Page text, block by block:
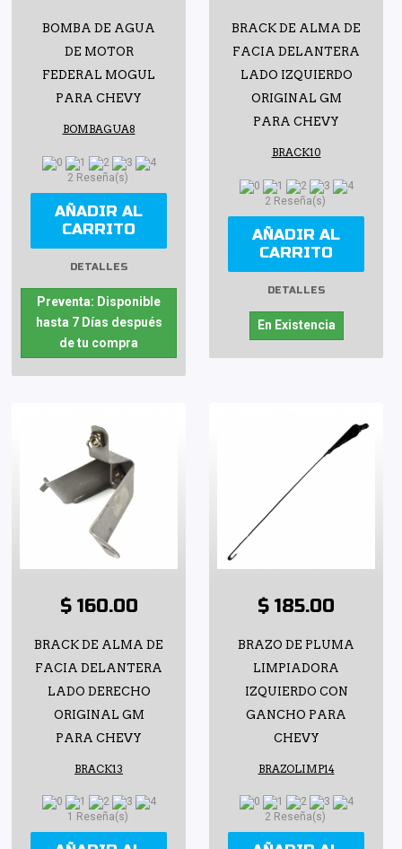
BOMBA DE AGUA
DE MOTOR
FEDERAL MOGUL
PARA CHEVY
BOMBAGUA8
2 Reseña(s)
AÑADIR AL
CARRITO
DETALLES
Preventa: Disponible
hasta 7 Días después
de tu compra
BRACK DE ALMA DE
FACIA DELANTERA
LADO IZQUIERDO
ORIGINAL GM
PARA CHEVY
BRACK10
2 Reseña(s)
AÑADIR AL
CARRITO
DETALLES
En Existencia
$ 160.00
BRACK DE ALMA DE
FACIA DELANTERA
LADO DERECHO
ORIGINAL GM
PARA CHEVY
BRACK13
1 Reseña(s)
$ 185.00
BRAZO DE PLUMA
LIMPIADORA
IZQUIERDO CON
GANCHO PARA
CHEVY
BRAZOLIMP14
2 Reseña(s)